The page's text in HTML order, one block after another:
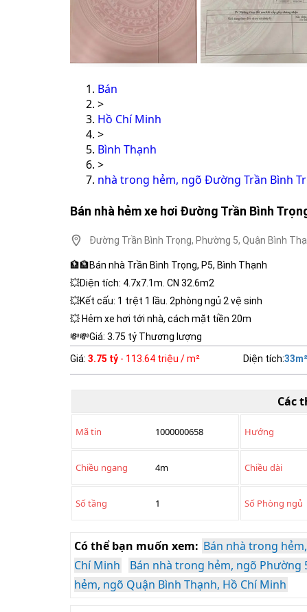
Bán
>
Hồ Chí Minh
>
Bình Thạnh
>
nhà trong hẻm, ngõ Đường Trần Bình
Bán nhà hẻm xe hơi Đường Trần Bình
Đường Trần Bình Trọng, Phường 5, Quận Bình
🏦🏦Bán nhà Trần Bình Trọng, P5, Bình Thạnh
💥Diện tích: 4.7x7.1m. CN 32.6m2
💥Kết cấu: 1 trệt 1 lầu. 2phòng ngủ 2 vệ sinh
💥 Hẻm xe hơi tới nhà, cách mặt tiền 20m
💸💸Giá: 3.75 tỷ Thương lượng
Giá: 3.75 tỷ - 113.64 triệu / m² Diện tích:33m²
Các
Mã tin 1000000658 Hướng
Chiều ngang 4m Chiều dài
Số tầng 1 Số Phòng ngủ
Có thể bạn muốn xem: Bán nhà trong
Chí Minh
Bán nhà trong hẻm, ngõ Phường
hẻm, ngõ Quận Bình Thạnh, Hồ Chí Minh